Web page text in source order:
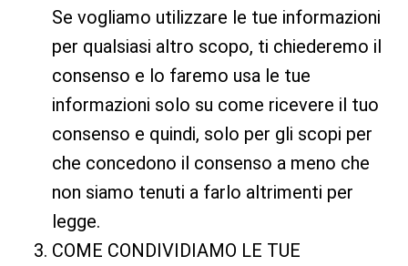
Se vogliamo utilizzare le tue informazioni
per qualsiasi altro scopo, ti chiederemo il
consenso e lo faremo usa le tue
informazioni solo su come ricevere il tuo
consenso e quindi, solo per gli scopi per
che concedono il consenso a meno che
non siamo tenuti a farlo altrimenti per
legge.
COME CONDIVIDIAMO LE TUE